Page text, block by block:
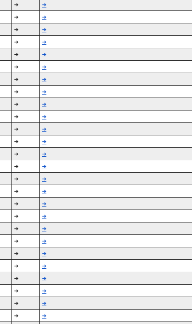
➜ ➜
➜ ➜
➜ ➜
➜ ➜
➜ ➜
➜ ➜
➜ ➜
➜ ➜
➜ ➜
➜ ➜
➜ ➜
➜ ➜
➜ ➜
➜ ➜
➜ ➜
➜ ➜
➜ ➜
➜ ➜
➜ ➜
➜ ➜
➜ ➜
➜ ➜
➜ ➜
➜ ➜
➜ ➜
➜ ➜